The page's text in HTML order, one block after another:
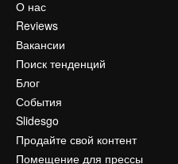
О нас
Reviews
Вакансии
Поиск тенденций
Блог
События
Slidesgo
Продайте свой контент
Помещение для прессы